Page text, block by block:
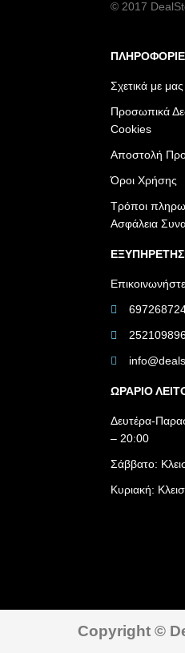
© 2017
Σχετικά με μας
Προσωπικά
Cookies
Αποστολή
Όροι Χρήσης
Τρόποι
Ασφάλεια
ΩΡΑΡΙΟ
Δευτέρα-
– 20:00
Σάββατο:
Κυριακή:
Copyright ©